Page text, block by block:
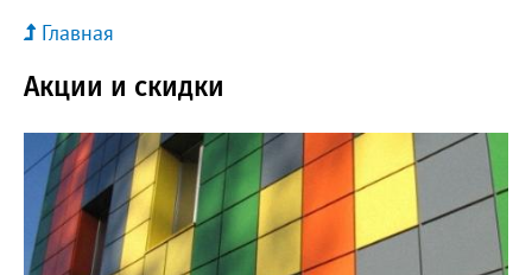
Главная
Акции и скидки